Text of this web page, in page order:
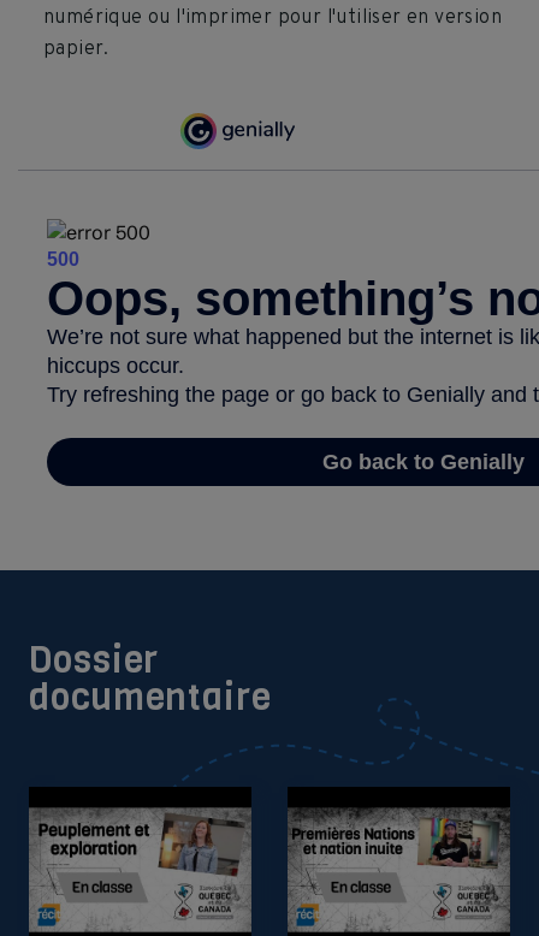
numérique ou l'imprimer pour l'utiliser en version
papier.
Dossier
documentaire